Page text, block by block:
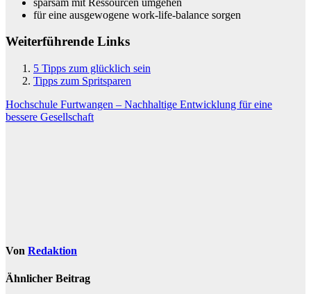
für eine ausgewogene work-life-balance sorgen
Weiterführende Links
5 Tipps zum glücklich sein
Tipps zum Spritsparen
Beitragsnavigation
Hochschule Furtwangen – Nachhaltige Entwicklung für eine
bessere Gesellschaft
Von Redaktion
Ähnlicher Beitrag